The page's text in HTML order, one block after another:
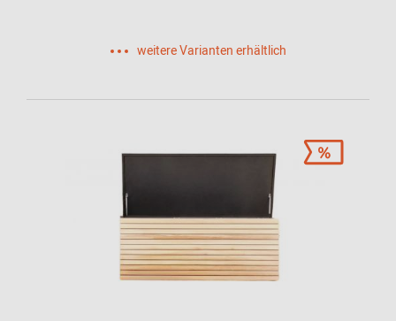
weitere Varianten erhältlich